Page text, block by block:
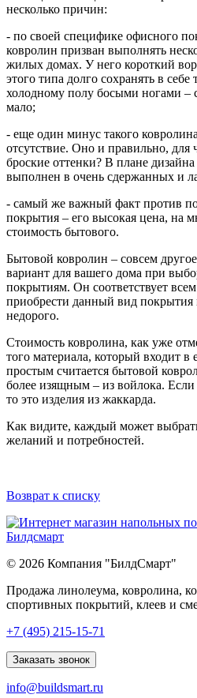
несколько причин:
- по своей специфике офисного
ковролин призван выполнять
жилых домах. У него короткий
этого типа долго сохранять в
холодному полу босыми ногами –
мало;
- еще один минус такого
отсутствие. Оно и правильно, для
броские оттенки? В плане
выполнен в очень сдержанных и
- самый же важный факт против
покрытия – его высокая цена, на
стоимость бытового.
Бытовой ковролин – совсем
вариант для вашего дома при
покрытиям. Он соответствует
приобрести данный вид покрытия
недорого.
Стоимость ковролина, как уже
того материала, который входит в
простым считается бытовой
более изящным – из войлока.
то это изделия из жаккарда.
Как видите, каждый может
желаний и потребностей.
Возврат к списку
© 2026 Компания "БилдСмарт"
Продажа линолеума, ковролина,
спортивных покрытий, клеев и
Explore
lists
best
+7 (495) 215-15-71
Заказать звонок
info@buildsmart.ru